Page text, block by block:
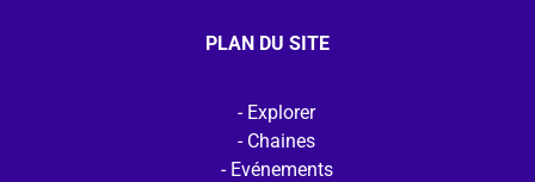
PLAN DU SITE
Explorer
Chaines
Evénements